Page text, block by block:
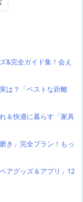
&完全ガイド集！会え
は？「ベストな距離
＆快適に暮らす「家具
き」完全プラン！もっ
アグッズ＆アプリ」12